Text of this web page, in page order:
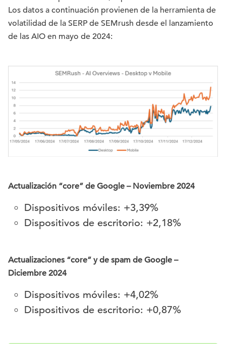
Los datos a continuación provienen de la herramienta de
volatilidad de la SERP de SEMrush desde el lanzamiento
de las AIO en mayo de 2024:
Actualización “core” de Google – Noviembre 2024
Dispositivos móviles: +3,39%
Dispositivos de escritorio: +2,18%
Actualizaciones “core” y de spam de Google –
Diciembre 2024
Dispositivos móviles: +4,02%
Dispositivos de escritorio: +0,87%